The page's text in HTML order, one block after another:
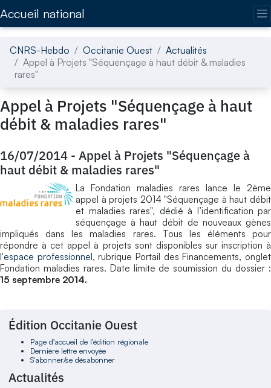
Accueil national
CNRS-Hebdo Occitanie Ouest
Actualités
Appel à Projets "Séquençage à haut débit & maladies
rares"
Appel à Projets "Séquençage à haut
débit & maladies rares"
16/07/2014 - Appel à Projets "Séquençage à
haut débit & maladies rares"
La Fondation maladies rares lance le 2ème
appel à projets 2014 "Séquençage à haut débit
et maladies rares", dédié à l’identification par
séquençage à haut débit de nouveaux gènes
impliqués dans les maladies rares. Tous les éléments pour
répondre à cet appel à projets sont disponibles sur inscription à
l'espace professionnel, rubrique Portail des Financements, onglet
Fondation maladies rares. Date limite de soumission du dossier :
15 septembre 2014.
Édition Occitanie Ouest
Page d'accueil de l'édition régionale
Dernière lettre envoyée
S'abonner/se désabonner
Actualités